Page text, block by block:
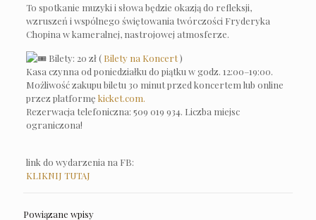
To spotkanie muzyki i słowa będzie okazją do refleksji,
wzruszeń i wspólnego świętowania twórczości Fryderyka
Chopina w kameralnej, nastrojowej atmosferze.
Bilety: 20 zł ( Bilety na Koncert)
Kasa czynna od poniedziałku do piątku w godz. 12:00–19:00.
Możliwość zakupu biletu 30 minut przed koncertem lub online
przez platformę kicket.com.
Rezerwacja telefoniczna: 509 019 934. Liczba miejsc
ograniczona!
link do wydarzenia na FB:
KLIKNIJ TUTAJ
Powiązane wpisy